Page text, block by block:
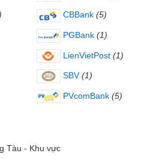
CBBank (5)
PGBank (1)
LienVietPost (1)
SBV (1)
PVcomBank (5)
Tàu - Khu vực